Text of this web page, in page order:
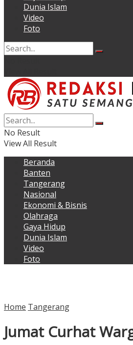
Dunia Islam
Video
Foto
No Result
View All Result
Beranda
Banten
Tangerang
Nasional
Ekonomi & Bisnis
Olahraga
Gaya Hidup
Dunia Islam
Video
Foto
Home Tangerang
Jumat Curhat